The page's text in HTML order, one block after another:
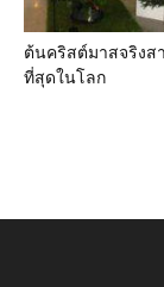
ต้นคริสต์มาสจริงส
ที่สุดในโลก